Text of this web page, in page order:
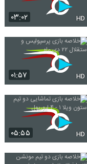
۰۳:۰۲ HD
۰۱:۵۷ HD
۰۵:۵۵ HD